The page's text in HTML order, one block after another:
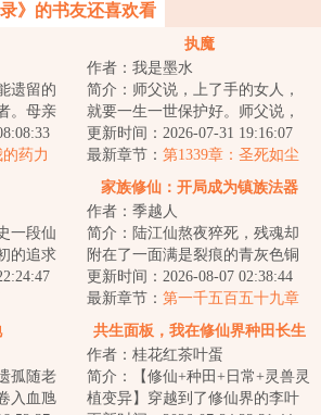
》的书友还喜欢看
遗留的
。母亲
，临死
药力
执魔
作者：我是墨水
简介：师父说，上了手的女人，
就要一生一世保护好。师父说，
修魔很难，一入魔道永不回头。
师父说，天圆地...
更新时间：2026-07-31 19:16:07
最新章节： 第1339章：圣死如尘
定，梦觉火烧天！
一段仙
的追求
但披荆
家族修仙：开局成为镇族法器
作者：季越人
简介：陆江仙熬夜猝死，残魂却
附在了一面满是裂痕的青灰色铜
镜上，飘落到了浩瀚无垠的修仙
世界。凶险难测...
更新时间：2026-08-07 02:38:44
最新章节： 第一千五百五十九章
明川
孤随老
入血虺
共生面板，我在修仙界种田长生
作者：桂花红茶叶蛋
简介：【修仙+种田+日常+灵兽灵
植变异】穿越到了修仙界的李叶